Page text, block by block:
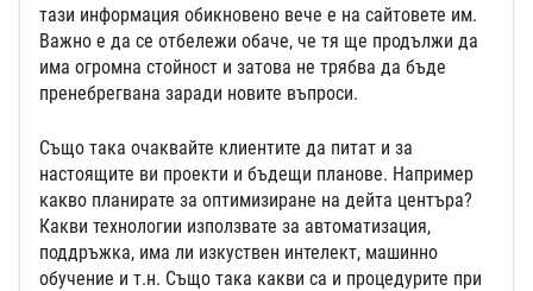
тази информация обикновено вече е на сайтовете им.
Важно е да се отбележи обаче, че тя ще продължи да
има огромна стойност и затова не трябва да бъде
пренебрегвана заради новите въпроси.
Също така очаквайте клиентите да питат и за
настоящите ви проекти и бъдещи планове. Например
какво планирате за оптимизиране на дейта центъра?
Какви технологии използвате за автоматизация,
поддръжка, има ли изкуствен интелект, машинно
обучение и т.н. Също така какви са и процедурите при